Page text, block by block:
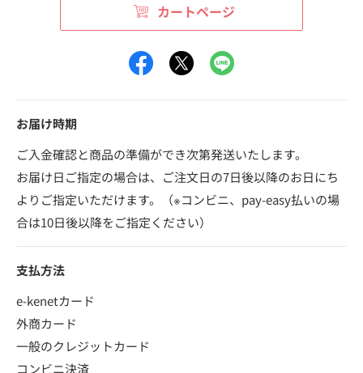
カートページ
お届け時期
ご入金確認と商品の準備ができ次第発送いたします。
お届け日ご指定の場合は、ご注文日の7日後以降のお日にち
よりご指定いただけます。（※コンビニ、pay-easy払いの場
合は10日後以降をご指定ください）
支払方法
e-kenetカード
外商カード
一般のクレジットカード
コンビニ決済